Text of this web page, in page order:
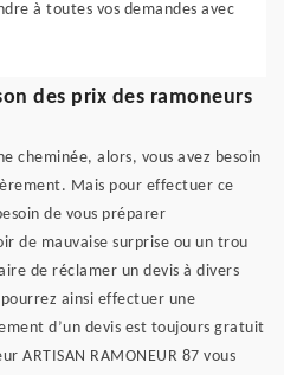
à toutes vos demandes avec
des prix des ramoneurs
cheminée, alors, vous avez besoin
Mais pour effectuer ce
de vous préparer
de mauvaise surprise ou un trou
de réclamer un devis à divers
ainsi effectuer une
d’un devis est toujours gratuit
ARTISAN RAMONEUR 87 vous